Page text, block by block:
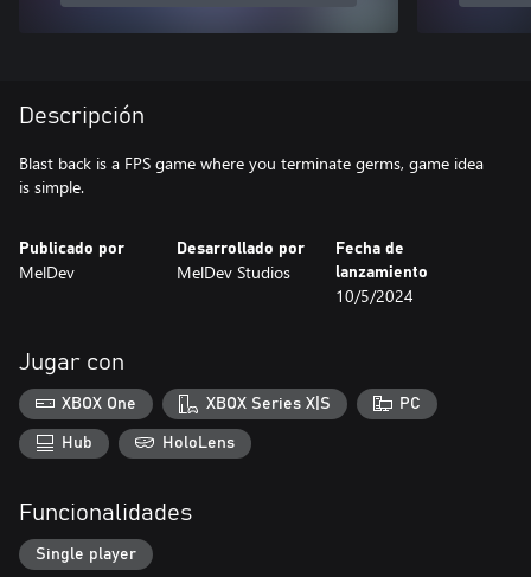
Descripción
Blast back is a FPS game where you terminate germs, game idea
is simple.
Publicado por
MelDev
Desarrollado por
MelDev Studios
Fecha de
lanzamiento
10/5/2024
Jugar con
XBOX One XBOX Series X|S PC
Hub HoloLens
Funcionalidades
Single player